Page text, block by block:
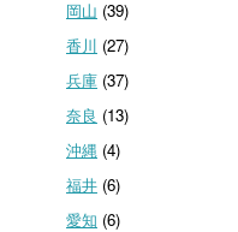
岡山 (39)
香川 (27)
兵庫(37)
奈良 (13)
沖縄(4)
福井(6)
愛知 (6)